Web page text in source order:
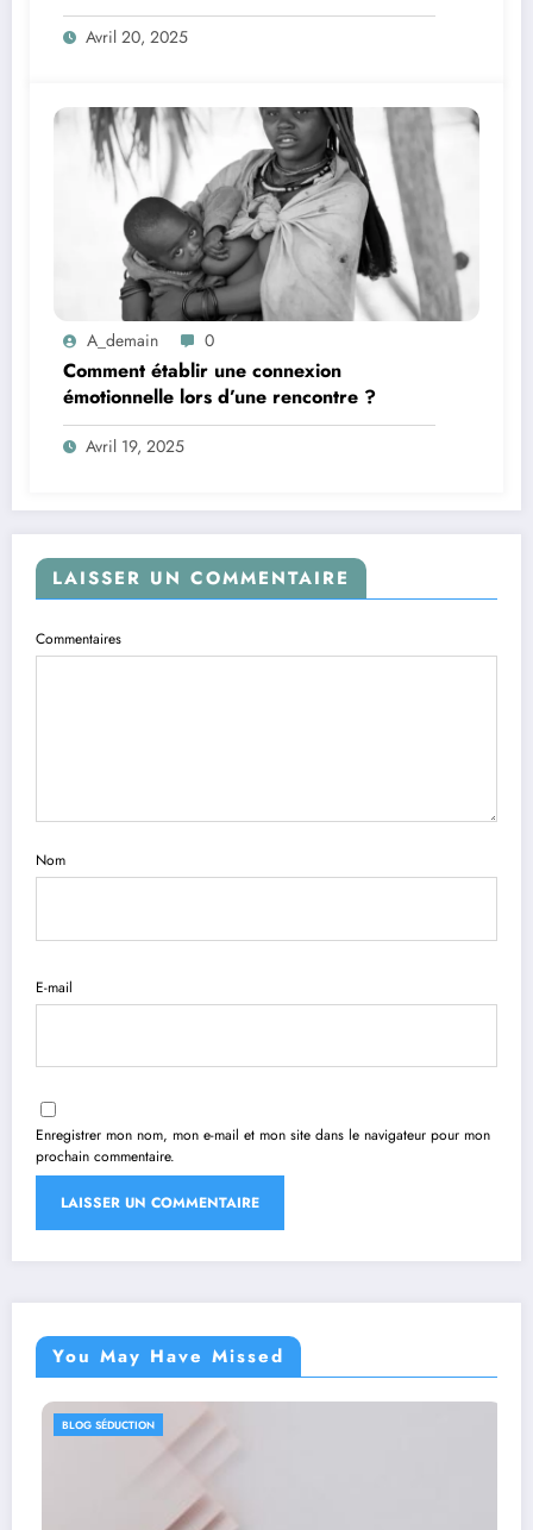
?
Avril 20, 2025
A_demain 0
Comment établir une connexion
émotionnelle lors d’une rencontre ?
Avril 19, 2025
LAISSER UN COMMENTAIRE
Commentaires
Nom
E-mail
Enregistrer mon nom, mon e-mail et mon site dans le navigateur pour mon
prochain commentaire.
You May Have Missed